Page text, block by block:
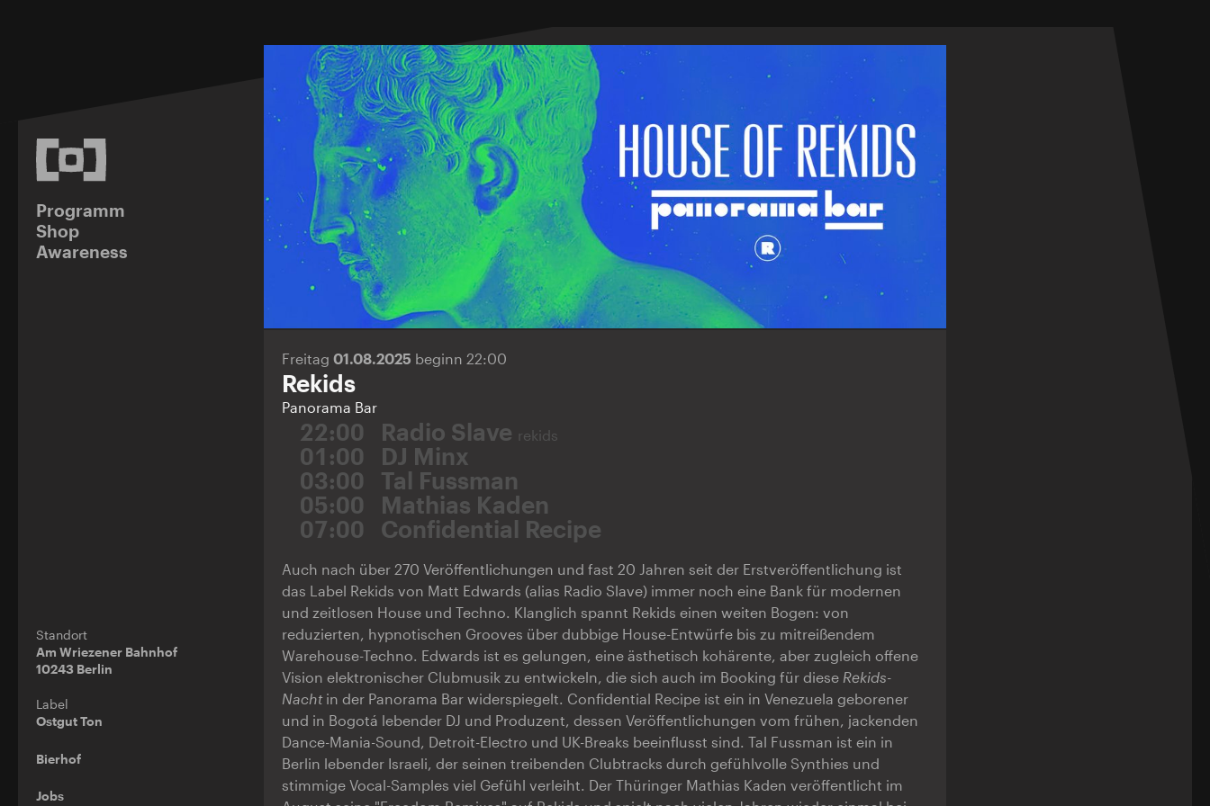
Programm
Shop
Awareness
Standort
Am Wriezener Bahnhof
10243 Berlin
Label
Ostgut Ton
Bierhof
Jobs
Freitag 01.08.2025 beginn 22:00
Rekids
Panorama Bar
22:00 Radio Slave rekids
01:00
DJ Minx
03:00
Tal Fussman
05:00
Mathias Kaden
07:00
Confidential Recipe
Auch nach über 270 Veröffentlichungen und fast 20 Jahren seit der Erstveröffentlichung ist
das Label Rekids von Matt Edwards (alias Radio Slave) immer noch eine Bank für modernen
und zeitlosen House und Techno. Klanglich spannt Rekids einen weiten Bogen: von
reduzierten, hypnotischen Grooves über dubbige House-Entwürfe bis zu mitreißendem
Warehouse-Techno. Edwards ist es gelungen, eine ästhetisch kohärente, aber zugleich offene
Vision elektronischer Clubmusik zu entwickeln, die sich auch im Booking für diese Rekids-
Nachtin der Panorama Bar widerspiegelt. Confidential Recipe ist ein in Venezuela geborener
und in Bogotá lebender DJ und Produzent, dessen Veröffentlichungen vom frühen, jackenden
Dance-Mania-Sound, Detroit-Electro und UK-Breaks beeinflusst sind. Tal Fussman ist ein in
Berlin lebender Israeli, der seinen treibenden Clubtracks durch gefühlvolle Synthies und
stimmige Vocal-Samples viel Gefühl verleiht. Der Thüringer Mathias Kaden veröffentlicht im